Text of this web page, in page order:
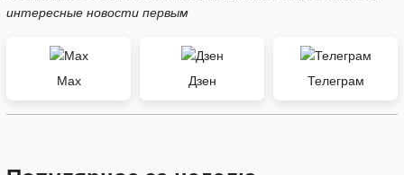
интересные новости первым
Max Дзен Телеграм